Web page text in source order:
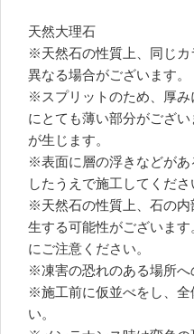
天然大理石
※天然石の性質上、同じカ
異なる場合がございます。
※スプリットのため、厚み
にとても薄い部分がござ
が生じます。
※表面に層の浮きなどが
したうえで施工してくださ
※天然石の性質上、石の内
生する可能性がございま
にご注意ください。
※凍害の恐れのある場所へ
※施工前に仮並べをし、全
い。